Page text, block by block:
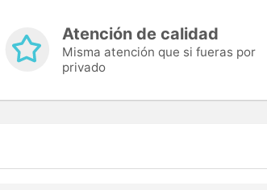
Atención de calidad
Misma atención que si fueras por
privado